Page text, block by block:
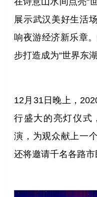
展示武汉美好生活
响夜游经济新乐章
步打造成为“世界东
12月31日晚上，
行盛大的亮灯仪式
演，为观众献上一
还将邀请千名各路市